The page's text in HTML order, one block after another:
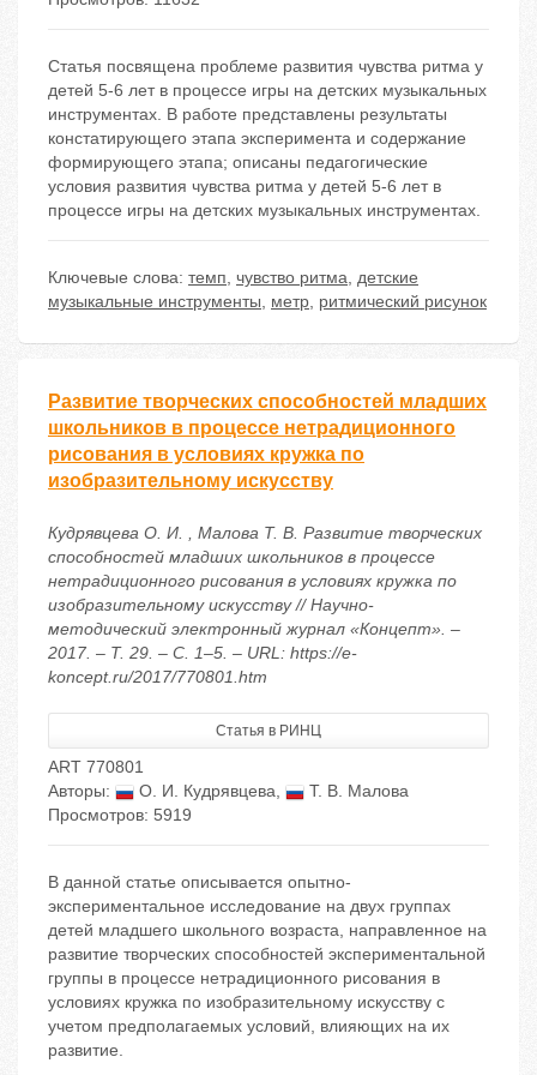
Статья посвящена проблеме развития чувства ритма у
детей 5-6 лет в процессе игры на детских музыкальных
инструментах. В работе представлены результаты
констатирующего этапа эксперимента и содержание
формирующего этапа; описаны педагогические
условия развития чувства ритма у детей 5-6 лет в
процессе игры на детских музыкальных инструментах.
Ключевые слова: темп, чувство ритма, детские
музыкальные инструменты, метр, ритмический рисунок
Развитие творческих способностей младших
школьников в процессе нетрадиционного
рисования в условиях кружка по
изобразительному искусству
Кудрявцева О. И. , Малова Т. В. Развитие творческих
способностей младших школьников в процессе
нетрадиционного рисования в условиях кружка по
изобразительному искусству // Научно-
методический электронный журнал «Концепт». –
2017. – Т. 29. – С. 1–5. – URL: https://e-
koncept.ru/2017/770801.htm
Статья в РИНЦ
ART 770801
Авторы:
О. И. Кудрявцева,
Т. В. Малова
Просмотров: 5919
В данной статье описывается опытно-
экспериментальное исследование на двух группах
детей младшего школьного возраста, направленное на
развитие творческих способностей экспериментальной
группы в процессе нетрадиционного рисования в
условиях кружка по изобразительному искусству с
учетом предполагаемых условий, влияющих на их
развитие.